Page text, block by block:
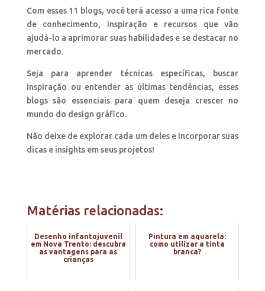
Com esses 11 blogs, você terá acesso a uma rica fonte
de conhecimento, inspiração e recursos que vão
ajudá-lo a aprimorar suas habilidades e se destacar no
mercado.
Seja para aprender técnicas específicas, buscar
inspiração ou entender as últimas tendências, esses
blogs são essenciais para quem deseja crescer no
mundo do design gráfico.
Não deixe de explorar cada um deles e incorporar suas
dicas e insights em seus projetos!
Matérias relacionadas:
Desenho infantojuvenil
em Nova Trento: descubra
as vantagens para as
crianças
Pintura em aquarela:
como utilizar a tinta
branca?